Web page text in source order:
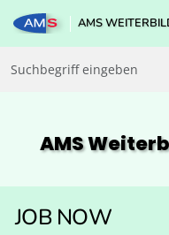
AMS
AMS
JOB NOW